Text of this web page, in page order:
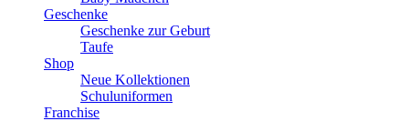
Geschenke
Geschenke zur Geburt
Taufe
Shop
Neue Kollektionen
Schuluniformen
Franchise